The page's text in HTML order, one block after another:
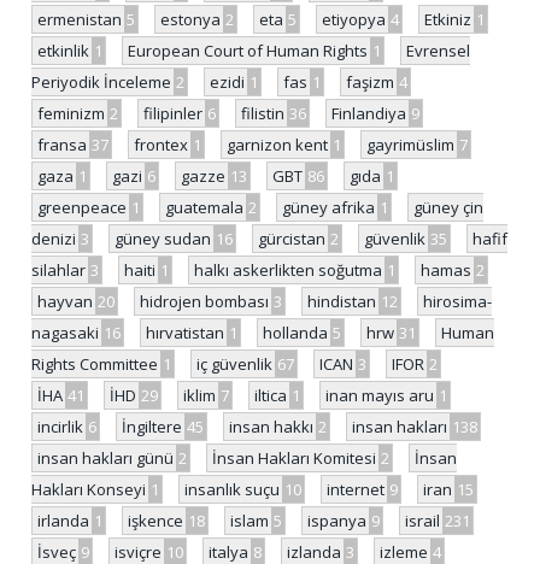
ermenistan 5 estonya 2 eta 5 etiyopya 4 Etkiniz 1
etkinlik 1 European Court of Human Rights 1
Evrensel
Periyodik İnceleme 2 ezidi 1 fas 1 faşizm 4
feminizm 2 filipinler 6 filistin 36 Finlandiya 9
fransa 37 frontex 1 garnizon kent 1 gayrimüslim 7
gaza 1 gazi 6 gazze 13 GBT 86 gıda 1
greenpeace 1 guatemala 2 güney afrika 1
güney çin
denizi 3 güney sudan 16 gürcistan 2 güvenlik 35
hafif
silahlar 3 haiti 1 halkı askerlikten soğutma 1 hamas 2
hayvan 20 hidrojen bombası 3 hindistan 12
hirosima-
nagasaki 16 hırvatistan 1 hollanda 5 hrw 31
Human
Rights Committee 1 iç güvenlik 67 ICAN 3 IFOR 2
İHA 41 İHD 29 iklim 7 iltica 1 inan mayıs aru 1
incirlik 6 İngiltere 45 insan hakkı 2 insan hakları 138
insan hakları günü 2 İnsan Hakları Komitesi 2
İnsan
Hakları Konseyi 1 insanlık suçu 10 internet 9 iran 15
irlanda 1 işkence 18 islam 5 ispanya 9 israil 231
İsveç 9 isviçre 10 italya 8 izlanda 3 izleme 4